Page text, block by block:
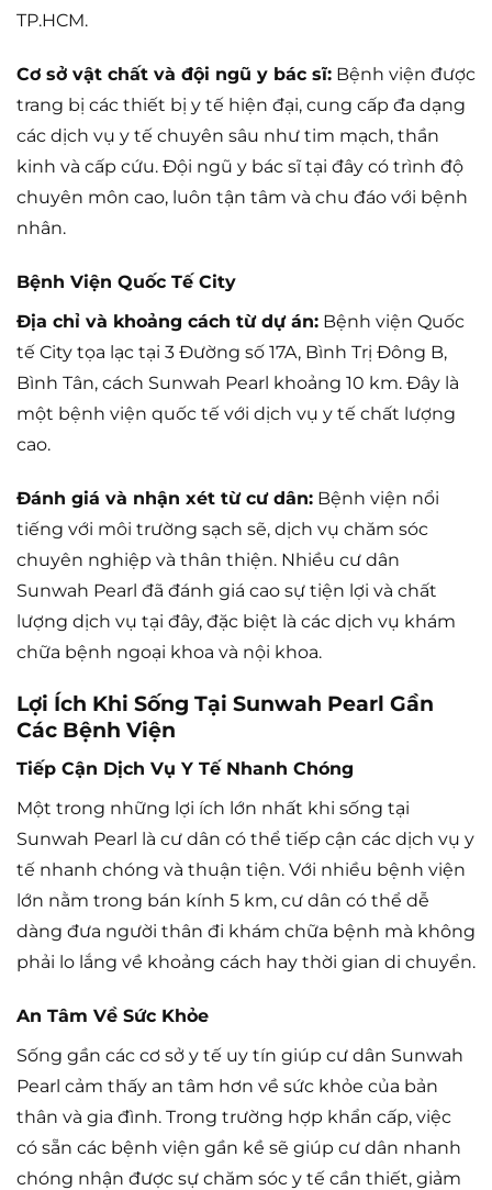
TP.HCM.
Cơ sở vật chất và đội ngũ y bác sĩ: Bệnh viện được
trang bị các thiết bị y tế hiện đại, cung cấp đa dạng
các dịch vụ y tế chuyên sâu như tim mạch, thần
kinh và cấp cứu. Đội ngũ y bác sĩ tại đây có trình độ
chuyên môn cao, luôn tận tâm và chu đáo với bệnh
nhân.
Bệnh Viện Quốc Tế City
Địa chỉ và khoảng cách từ dự án: Bệnh viện Quốc
tế City tọa lạc tại 3 Đường số 17A, Bình Trị Đông B,
Bình Tân, cách Sunwah Pearl khoảng 10 km. Đây là
một bệnh viện quốc tế với dịch vụ y tế chất lượng
cao.
Đánh giá và nhận xét từ cư dân: Bệnh viện nổi
tiếng với môi trường sạch sẽ, dịch vụ chăm sóc
chuyên nghiệp và thân thiện. Nhiều cư dân
Sunwah Pearl đã đánh giá cao sự tiện lợi và chất
lượng dịch vụ tại đây, đặc biệt là các dịch vụ khám
chữa bệnh ngoại khoa và nội khoa.
Lợi Ích Khi Sống Tại Sunwah Pearl Gần
Các Bệnh Viện
Tiếp Cận Dịch Vụ Y Tế Nhanh Chóng
Một trong những lợi ích lớn nhất khi sống tại
Sunwah Pearl là cư dân có thể tiếp cận các dịch vụ y
tế nhanh chóng và thuận tiện. Với nhiều bệnh viện
lớn nằm trong bán kính 5 km, cư dân có thể dễ
dàng đưa người thân đi khám chữa bệnh mà không
phải lo lắng về khoảng cách hay thời gian di chuyển.
An Tâm Về Sức Khỏe
Sống gần các cơ sở y tế uy tín giúp cư dân Sunwah
Pearl cảm thấy an tâm hơn về sức khỏe của bản
thân và gia đình. Trong trường hợp khẩn cấp, việc
có sẵn các bệnh viện gần kề sẽ giúp cư dân nhanh
chóng nhận được sự chăm sóc y tế cần thiết, giảm